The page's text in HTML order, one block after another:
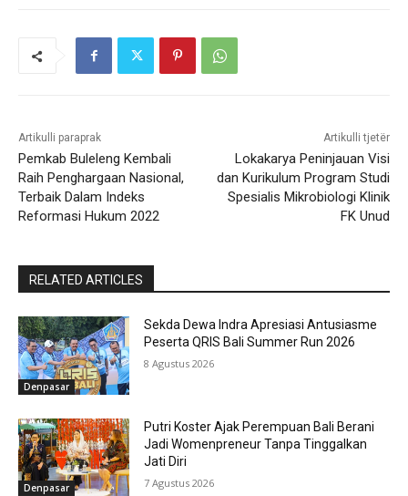
Artikulli paraprak
Pemkab Buleleng Kembali
Raih Penghargaan Nasional,
Terbaik Dalam Indeks
Reformasi Hukum 2022
Artikulli tjetër
Lokakarya Peninjauan Visi
dan Kurikulum Program Studi
Spesialis Mikrobiologi Klinik
FK Unud
RELATED ARTICLES
Denpasar
Sekda Dewa Indra Apresiasi Antusiasme
Peserta QRIS Bali Summer Run 2026
8 Agustus 2026
Denpasar
Putri Koster Ajak Perempuan Bali Berani
Jadi Womenpreneur Tanpa Tinggalkan
Jati Diri
7 Agustus 2026